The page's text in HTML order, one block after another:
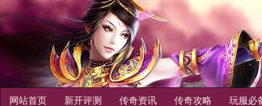
网站首页 新开评测 传奇资讯 传奇攻略 玩服必